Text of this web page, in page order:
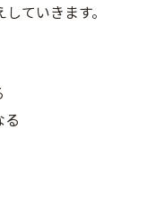
ていきます。
る